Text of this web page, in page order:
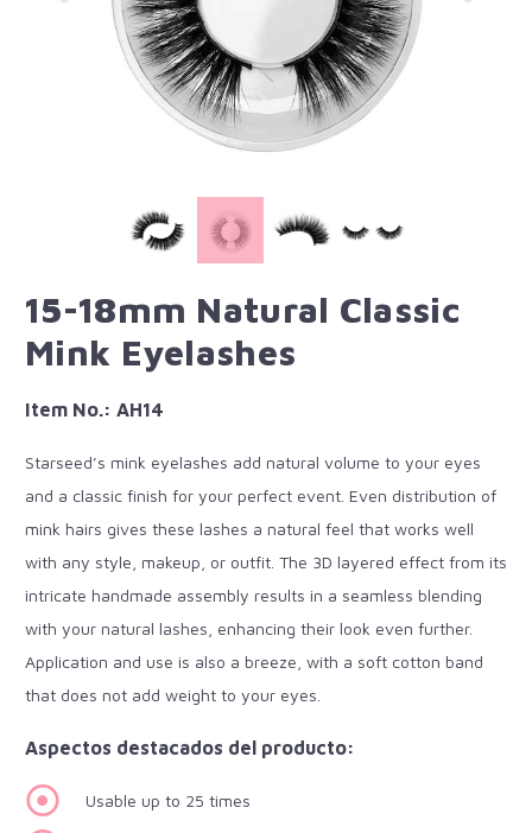
15-18mm Natural Classic
Mink Eyelashes
Item No.: AH14
Starseed’s mink eyelashes add natural volume to your eyes
and a classic finish for your perfect event. Even distribution of
mink hairs gives these lashes a natural feel that works well
with any style, makeup, or outfit. The 3D layered effect from its
intricate handmade assembly results in a seamless blending
with your natural lashes, enhancing their look even further.
Application and use is also a breeze, with a soft cotton band
that does not add weight to your eyes.
Aspectos destacados del producto:
Usable up to 25 times